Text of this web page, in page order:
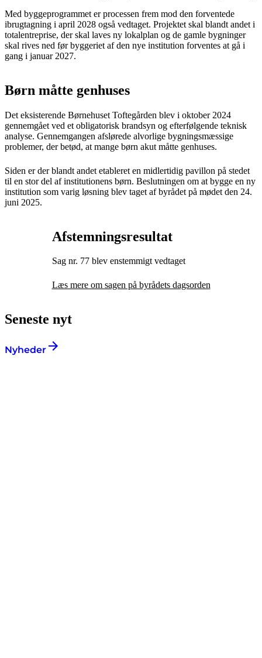
Med byggeprogrammet er processen frem mod den forventede
ibrugtagning i april 2028 også vedtaget. Projektet skal blandt andet i
totalentreprise, der skal laves ny lokalplan og de gamle bygninger
skal rives ned før byggeriet af den nye institution forventes at gå i
gang i januar 2027.
Børn måtte genhuses
Det eksisterende Børnehuset Toftegården blev i oktober 2024
gennemgået ved et obligatorisk brandsyn og efterfølgende teknisk
analyse. Gennemgangen afslørede alvorlige bygningsmæssige
problemer, der betød, at mange børn akut måtte genhuses.
Siden er der blandt andet etableret en midlertidig pavillon på stedet
til en stor del af institutionens børn. Beslutningen om at bygge en ny
institution som varig løsning blev taget af byrådet på mødet den 24.
juni 2025.
Afstemningsresultat
Sag nr. 77 blev enstemmigt vedtaget
Læs mere om sagen på byrådets dagsorden
Seneste nyt
Nyheder